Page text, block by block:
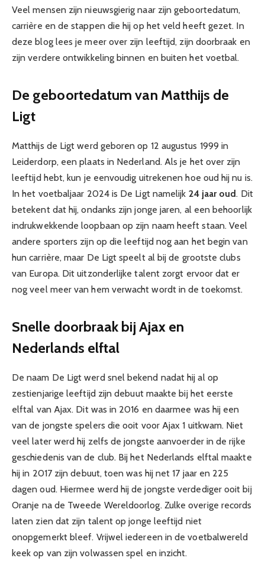
Veel mensen zijn nieuwsgierig naar zijn geboortedatum,
carrière en de stappen die hij op het veld heeft gezet. In
deze blog lees je meer over zijn leeftijd, zijn doorbraak en
zijn verdere ontwikkeling binnen en buiten het voetbal.
De geboortedatum van Matthijs de
Ligt
Matthijs de Ligt werd geboren op 12 augustus 1999 in
Leiderdorp, een plaats in Nederland. Als je het over zijn
leeftijd hebt, kun je eenvoudig uitrekenen hoe oud hij nu is.
In het voetbaljaar 2024 is De Ligt namelijk 24 jaar oud. Dit
betekent dat hij, ondanks zijn jonge jaren, al een behoorlijk
indrukwekkende loopbaan op zijn naam heeft staan. Veel
andere sporters zijn op die leeftijd nog aan het begin van
hun carrière, maar De Ligt speelt al bij de grootste clubs
van Europa. Dit uitzonderlijke talent zorgt ervoor dat er
nog veel meer van hem verwacht wordt in de toekomst.
Snelle doorbraak bij Ajax en
Nederlands elftal
De naam De Ligt werd snel bekend nadat hij al op
zestienjarige leeftijd zijn debuut maakte bij het eerste
elftal van Ajax. Dit was in 2016 en daarmee was hij een
van de jongste spelers die ooit voor Ajax 1 uitkwam. Niet
veel later werd hij zelfs de jongste aanvoerder in de rijke
geschiedenis van de club. Bij het Nederlands elftal maakte
hij in 2017 zijn debuut, toen was hij net 17 jaar en 225
dagen oud. Hiermee werd hij de jongste verdediger ooit bij
Oranje na de Tweede Wereldoorlog. Zulke overige records
laten zien dat zijn talent op jonge leeftijd niet
onopgemerkt bleef. Vrijwel iedereen in de voetbalwereld
keek op van zijn volwassen spel en inzicht.